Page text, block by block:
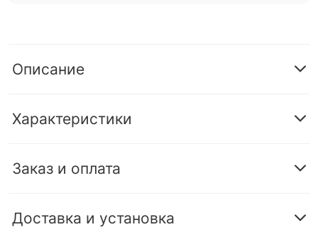
Описание
Характеристики
Заказ и оплата
Доставка и установка